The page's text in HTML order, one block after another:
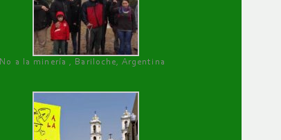
No a la minería , Bariloche, Argentina